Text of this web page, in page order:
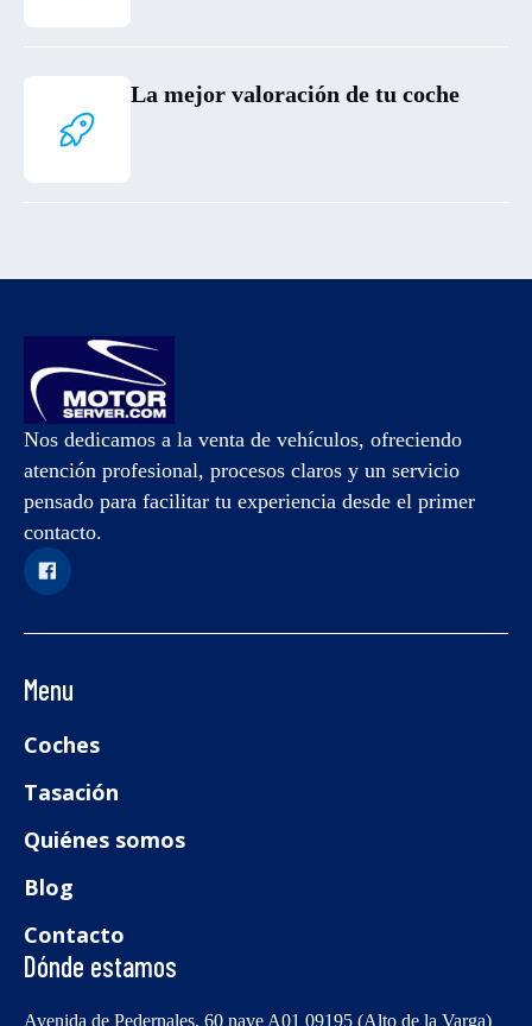
La mejor valoración de tu coche
Nos dedicamos a la venta de vehículos, ofreciendo
atención profesional, procesos claros y un servicio
pensado para facilitar tu experiencia desde el primer
contacto.
Menu
Coches
Tasación
Quiénes somos
Blog
Contacto
Dónde estamos
Avenida de Pedernales, 60 nave A01 09195 (Alto de la Varga)